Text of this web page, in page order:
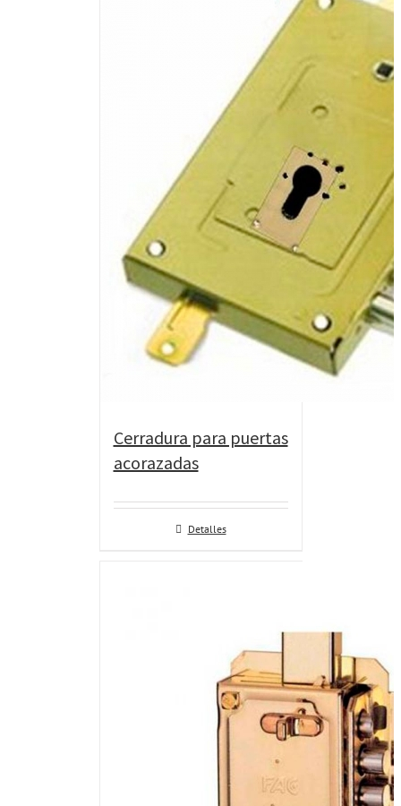
Cerradura para puertas
acorazadas
Detalles